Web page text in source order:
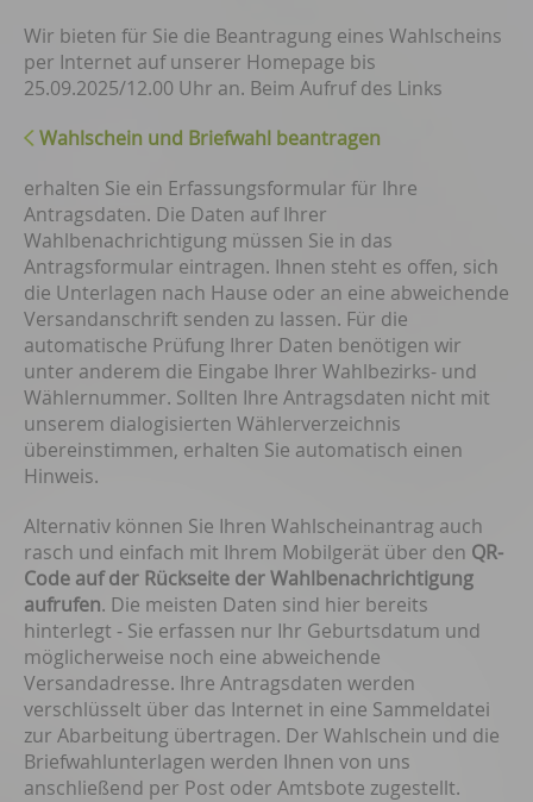
Wir bieten für Sie die Beantragung eines Wahlscheins
per Internet auf unserer Homepage bis
25.09.2025/12.00 Uhr an. Beim Aufruf des Links
Wahlschein und Briefwahl beantragen
erhalten Sie ein Erfassungsformular für Ihre
Antragsdaten. Die Daten auf Ihrer
Wahlbenachrichtigung müssen Sie in das
Antragsformular eintragen. Ihnen steht es offen, sich
die Unterlagen nach Hause oder an eine abweichende
Versandanschrift senden zu lassen. Für die
automatische Prüfung Ihrer Daten benötigen wir
unter anderem die Eingabe Ihrer Wahlbezirks- und
Wählernummer. Sollten Ihre Antragsdaten nicht mit
unserem dialogisierten Wählerverzeichnis
übereinstimmen, erhalten Sie automatisch einen
Hinweis.
Alternativ können Sie Ihren Wahlscheinantrag auch
rasch und einfach mit Ihrem Mobilgerät über den QR-
Code auf der Rückseite der Wahlbenachrichtigung
aufrufen. Die meisten Daten sind hier bereits
hinterlegt - Sie erfassen nur Ihr Geburtsdatum und
möglicherweise noch eine abweichende
Versandadresse. Ihre Antragsdaten werden
verschlüsselt über das Internet in eine Sammeldatei
zur Abarbeitung übertragen. Der Wahlschein und die
Briefwahlunterlagen werden Ihnen von uns
anschließend per Post oder Amtsbote zugestellt.